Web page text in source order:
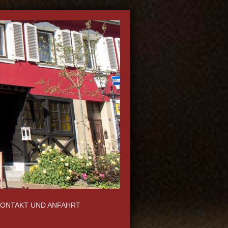
UND ANFAHRT